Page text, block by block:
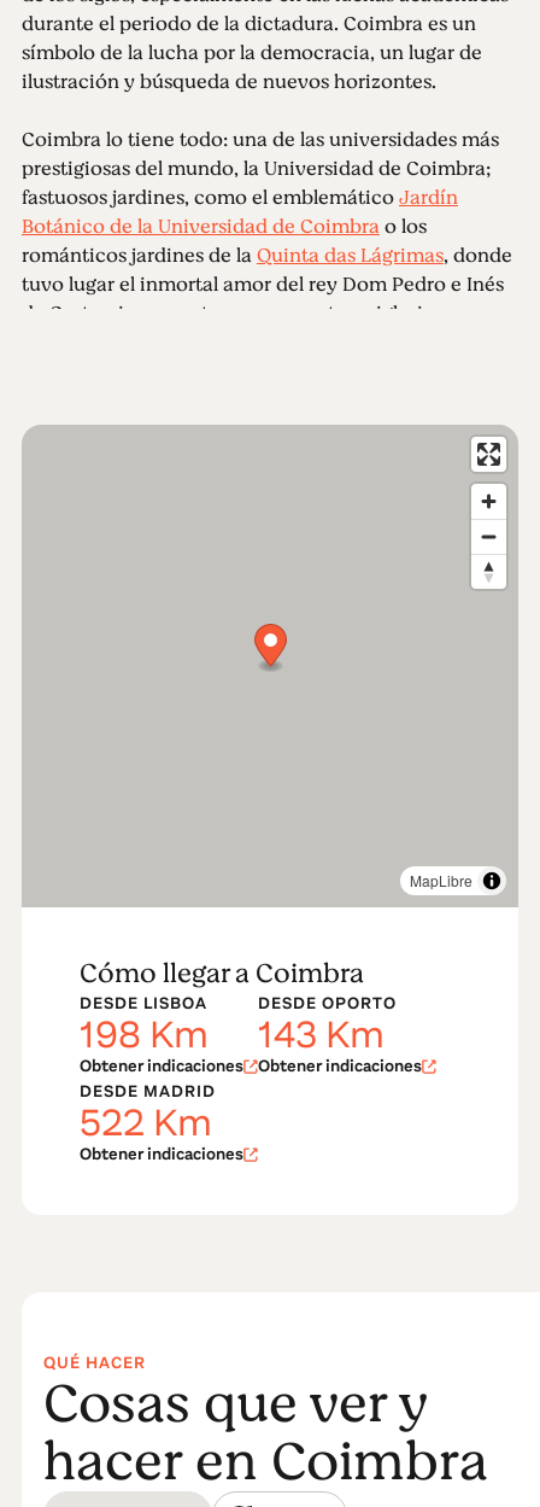
durante el periodo de la dictadura. Coimbra es un
símbolo de la lucha por la democracia, un lugar de
ilustración y búsqueda de nuevos horizontes.
Coimbra lo tiene todo: una de las universidades más
prestigiosas del mundo, la Universidad de Coimbra;
fastuosos jardines, como el emblemáticoJardín
Botánico de la Universidad de Coimbrao los
románticos jardines de la Quinta das Lágrimas, donde
tuvo lugar el inmortal amor del rey Dom Pedro e Inés
de Castro; imponentes monumentos e iglesias;
las ineludibles tradiciones académicas que tan
También hay varios hoteles boutique con encanto,
Portugal dos
recrea Portugal en miniatura, y tantos otros rincones
encantadores que cuentan infinitas historias.
MapLibre
Cómo llegar a Coimbra
DESDE LISBOA
198 Km
Obtener indicaciones
DESDE OPORTO
143 Km
Obtener indicaciones
DESDE MADRID
522 Km
Obtener indicaciones
QUÉ HACER
Cosas que ver y
hacer en Coimbra